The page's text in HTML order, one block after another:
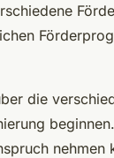
die